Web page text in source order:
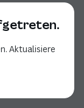
Aktualisiere